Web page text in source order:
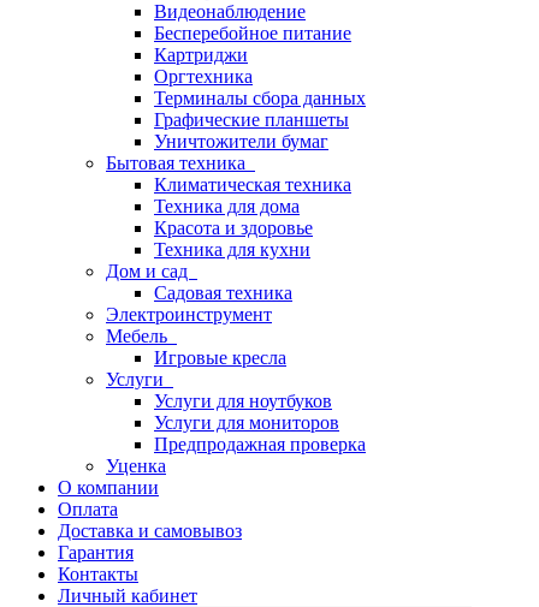
Видеонаблюдение
Бесперебойное питание
Картриджи
Оргтехника
Терминалы сбора данных
Графические планшеты
Уничтожители бумаг
Бытовая техника
Климатическая техника
Техника для дома
Красота и здоровье
Техника для кухни
Дом и сад
Садовая техника
Электроинструмент
Мебель
Игровые кресла
Услуги
Услуги для ноутбуков
Услуги для мониторов
Предпродажная проверка
Уценка
О компании
Оплата
Доставка и самовывоз
Гарантия
Контакты
Личный кабинет